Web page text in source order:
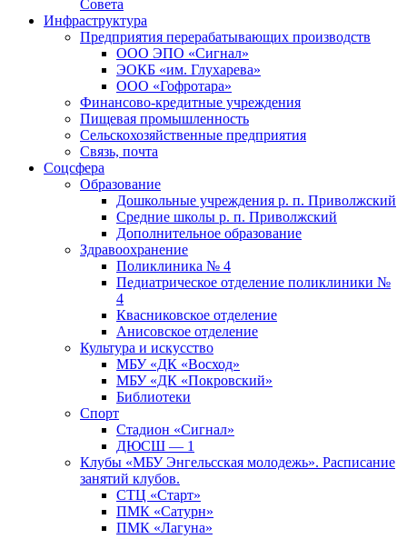
Совета
Инфраструктура
Предприятия перерабатывающих производств
ООО ЭПО «Сигнал»
ЭОКБ «им. Глухарева»
ООО «Гофротара»
Финансово-кредитные учреждения
Пищевая промышленность
Сельскохозяйственные предприятия
Связь, почта
Соцсфера
Образование
Дошкольные учреждения р. п. Приволжский
Средние школы р. п. Приволжский
Дополнительное образование
Здравоохранение
Поликлиника № 4
Педиатрическое отделение поликлиники №
4
Квасниковское отделение
Анисовское отделение
Культура и искусство
МБУ «ДК «Восход»
МБУ «ДК «Покровский»
Библиотеки
Спорт
Стадион «Сигнал»
ДЮСШ — 1
Клубы «МБУ Энгельсская молодежь». Расписание
занятий клубов.
СТЦ «Старт»
ПМК «Сатурн»
ПМК «Лагуна»